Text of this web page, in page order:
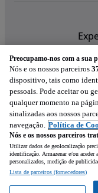
Preocupamo-nos com a sua
Nós e os nossos parceiros
dispositivo, tais como
pessoais. Pode aceitar ou
qualquer momento na
sinalizadas aos nossos
navegação. Política de
Nós e os nossos parceiros
Utilizar dados de geolocalização
identificação. Armazenar e/ou
personalizados, medição de
Lista de parceiros (fornecedores)